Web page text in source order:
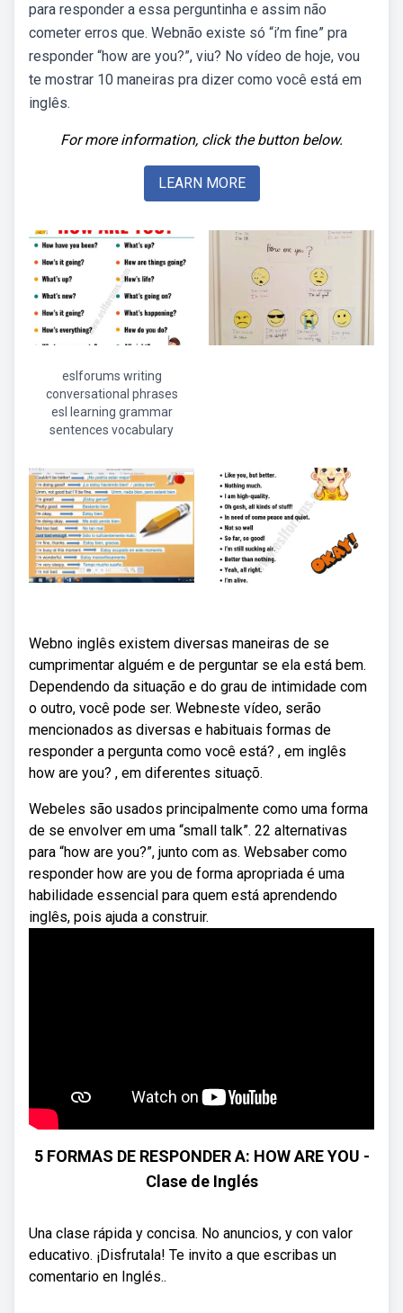
para responder a essa perguntinha e assim não
cometer erros que. Webnão existe só “i’m fine” pra
responder “how are you?”, viu? No vídeo de hoje, vou
te mostrar 10 maneiras pra dizer como você está em
inglês.
For more information, click the button below.
LEARN MORE
eslforums writing
conversational phrases
esl learning grammar
sentences vocabulary
Webno inglês existem diversas maneiras de se
cumprimentar alguém e de perguntar se ela está bem.
Dependendo da situação e do grau de intimidade com
o outro, você pode ser. Webneste vídeo, serão
mencionados as diversas e habituais formas de
responder a pergunta como você está? , em inglês
how are you? , em diferentes situaçõ.
Webeles são usados principalmente como uma forma
de se envolver em uma “small talk”. 22 alternativas
para “how are you?”, junto com as. Websaber como
responder how are you de forma apropriada é uma
habilidade essencial para quem está aprendendo
inglês, pois ajuda a construir.
5 FORMAS DE RESPONDER A: HOW ARE YOU -
Clase de Inglés
Una clase rápida y concisa. No anuncios, y con valor
educativo. ¡Disfrutala! Te invito a que escribas un
comentario en Inglés..